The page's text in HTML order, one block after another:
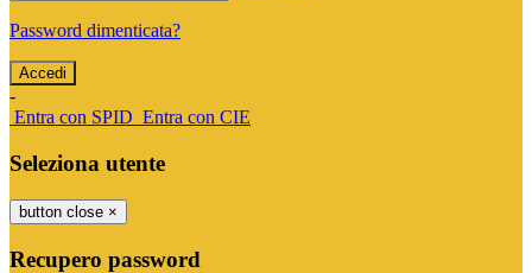
Password dimenticata?
-
Entra con SPID Entra con CIE
Seleziona utente
button close ×
Recupero password